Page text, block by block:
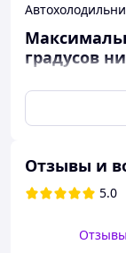
градусов
давно не
Cool 20L
-
Отзывы и
5.0